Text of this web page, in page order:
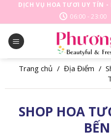
DỊCH VỤ HOA TƯƠI UY TÍN -
06:00 - 23:00
Trang chủ / Địa Điểm /
SHOP HOA